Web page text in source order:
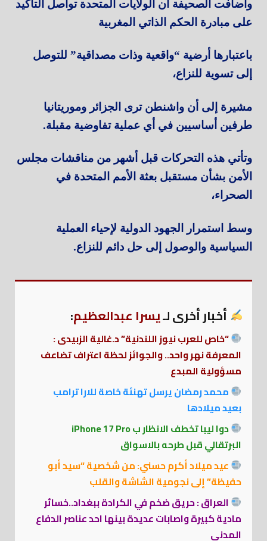
وأضافت الصحيفة أن الولايات المتحدة تواصل التأكيد
على مبادرة الحكم الذاتي المغربية
باعتبارها أرضية “واقعية وذات مصداقية” للتوصل
إلى تسوية للنزاع،
مشيرة إلى أن واشنطن ترى الجزائر وموريتانيا
طرفين أساسيين في أي عملية تفاوضية مقبلة.
وتأتي هذه التحركات قبل أشهر من مناقشات مجلس
الأمن بشأن مستقبل بعثة الأمم المتحدة في
الصحراء،
وسط استمرار الجهود الدولية لإحياء العملية
السياسية والوصول إلى حل دائم للنزاع.
أخبار أخرى لـيسرا عبدالعظيم:
“خاص للعرب نيوز اللندنية” د.غالية الزبيدى :
المعرفة نهر واحد.. والجوائز لحظة اعتراف تضاعف
مسؤولية المبدع
محمد رمضان يرسل تهنئة خاصة للارا ترامب
بعيد ميلادها
دوا ليبا تخطف الانظار ب iPhone 17 Pro
البرتقالي قبل طرحه بالاسواق
عيد ميلاد أكرم حسني: من شخصية “سيد أبو
حفيظة” إلى نجومية الشاشة والقلب
العراق : حريق ضخم في الكرادة ببغداد..خسائر
مادية كبيرة واصابات عديدة بينها احد عناصر الدفاع
المدني